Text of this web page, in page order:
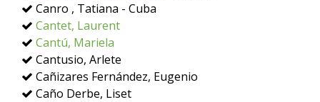
Canro , Tatiana - Cuba
Cantet, Laurent
Cantú, Mariela
Cantusio, Arlete
Cañizares Fernández, Eugenio
Caño Derbe, Liset